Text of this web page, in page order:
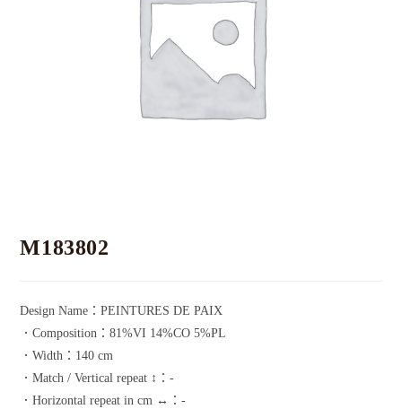
M183802
Design Name：PEINTURES DE PAIX
．Composition：81%VI 14%CO 5%PL
．Width：140 cm
．Match / Vertical repeat ↕：-
．Horizontal repeat in cm ↔：-